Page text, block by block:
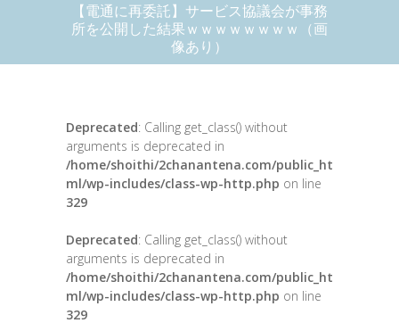
【電通に再委託】サービス協議会が事務
所を公開した結果ｗｗｗｗｗｗｗｗ（画
像あり）
Deprecated: Calling get_class() without
arguments is deprecated in
/home/shoithi/2chanantena.com/public_ht
ml/wp-includes/class-wp-http.php on line
329
Deprecated: Calling get_class() without
arguments is deprecated in
/home/shoithi/2chanantena.com/public_ht
ml/wp-includes/class-wp-http.php on line
329